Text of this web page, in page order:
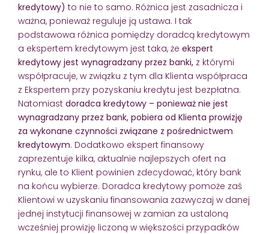
kredytowy) to nie to samo. Różnica jest zasadnicza i
ważna, ponieważ reguluje ją ustawa. I tak
podstawowa różnica pomiędzy doradcą kredytowym
a ekspertem kredytowym jest taka, że ekspert
kredytowy jest wynagradzany przez banki, z którymi
współpracuje, w związku z tym dla Klienta współpraca
z Ekspertem przy pozyskaniu kredytu jest bezpłatna.
Natomiast doradca kredytowy – ponieważ nie jest
wynagradzany przez bank, pobiera od Klienta prowizję
za wykonane czynności związane z pośrednictwem
kredytowym. Dodatkowo ekspert finansowy
zaprezentuje kilka, aktualnie najlepszych ofert na
rynku, ale to Klient powinien zdecydować, który bank
na końcu wybierze. Doradca kredytowy pomoże zaś
Klientowi w uzyskaniu finansowania zazwyczaj w danej
jednej instytucji finansowej w zamian za ustaloną
wcześniej prowizję liczoną w większości przypadków